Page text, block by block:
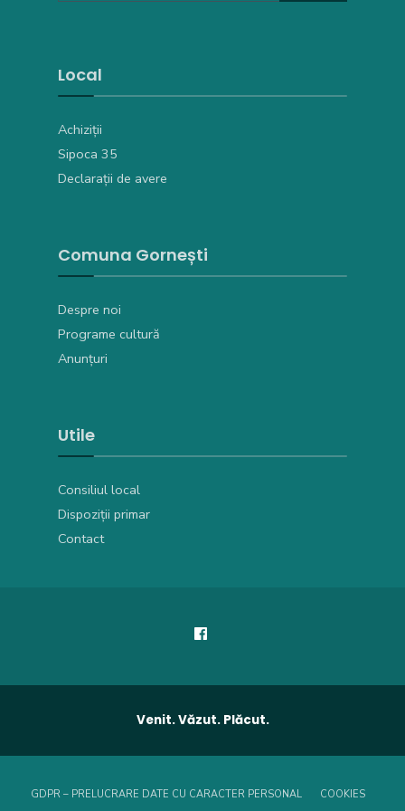
Local
Achiziții
Sipoca 35
Declarații de avere
Comuna Gornești
Despre noi
Programe cultură
Anunțuri
Utile
Consiliul local
Dispoziții primar
Contact
Venit. Văzut. Plăcut.
GDPR – PRELUCRARE DATE CU CARACTER PERSONAL COOKIES